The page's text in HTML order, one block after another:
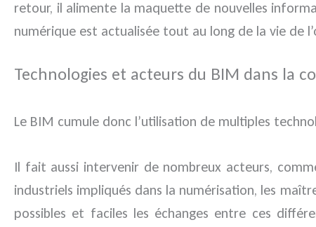
retour, il alimente la maquette de nouvelles
numérique est actualisée tout au long de la vie de
Technologies et acteurs du BIM dans la
Le BIM cumule donc l’utilisation de multiples
Il fait aussi intervenir de nombreux acteurs,
industriels impliqués dans la numérisation, les
possibles et faciles les échanges entre ces